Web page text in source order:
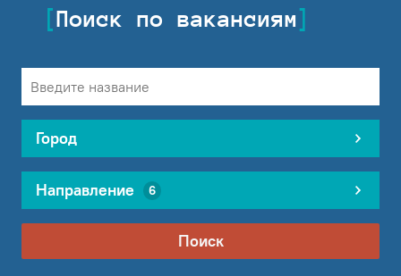
Поиск по вакансиям
Город
Направление 6
Поиск